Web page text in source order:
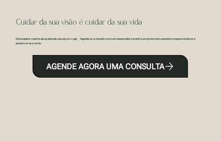
Cuidar da sua visão é cuidar da sua vida
Não espere a perda de qualidade visual para agir. Agende sua consulta com um especialista e tenha um plano claro, preciso e responsável para
preservar sua visão.
AGENDE AGORA UMA CONSULTA